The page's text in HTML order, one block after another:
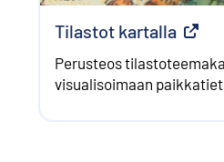
Tilastot kartalla
Perusteos
visualisoimaan